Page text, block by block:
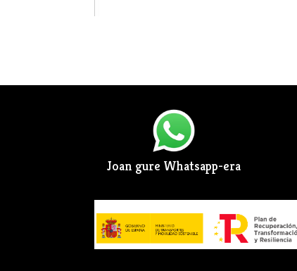
Joan gure Whatsapp-era